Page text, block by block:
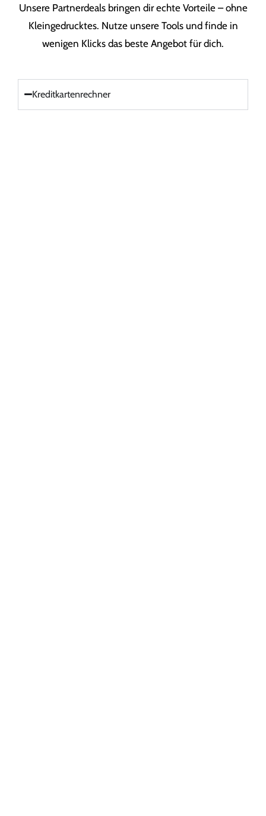
Unsere Partnerdeals bringen dir echte Vorteile – ohne
Kleingedrucktes. Nutze unsere Tools und finde in
wenigen Klicks das beste Angebot für dich.
Kreditkartenrechner